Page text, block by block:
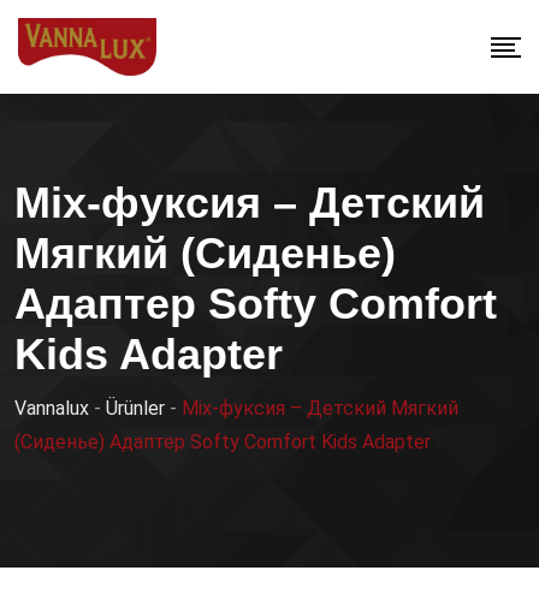
Mix-фуксия – Детский
Мягкий (Сиденье)
Адаптер Softy Comfort
Kids Adapter
Vannalux - Ürünler - Mix-фуксия – Детский Мягкий
(Сиденье) Адаптер Softy Comfort Kids Adapter